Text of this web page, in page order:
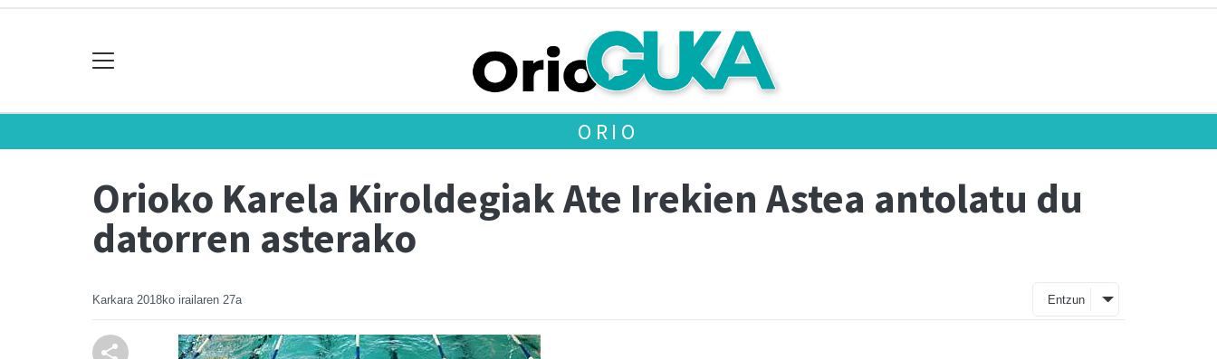
ORIO
Orioko Karela Kiroldegiak Ate Irekien Astea antolatu du
datorren asterako
Karkara 2018ko irailaren 27a Entzun